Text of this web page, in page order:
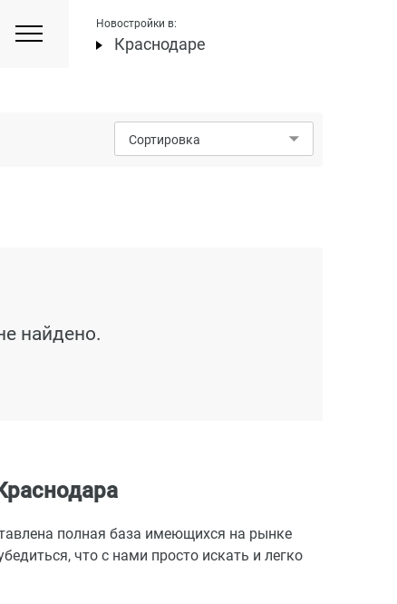
Новостройки в:
Краснодаре
Сортировка
найдено.
полная база имеющихся на рынке
что с нами просто искать и легко